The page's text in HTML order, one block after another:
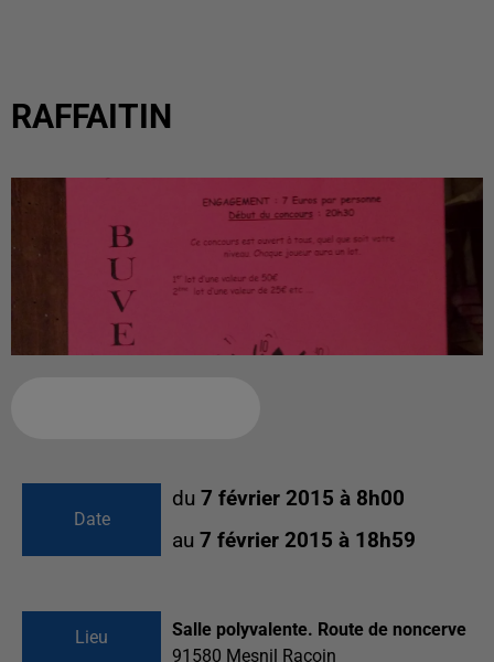
RAFFAITIN
Date
du 7 février 2015 à 8h00
au 7 février 2015 à 18h59
Lieu
Salle polyvalente. Route de noncerve
91580 Mesnil Racoin